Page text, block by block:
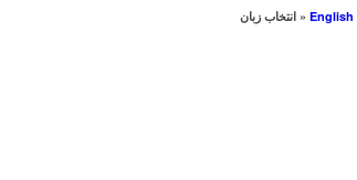
English « انتخاب زبان